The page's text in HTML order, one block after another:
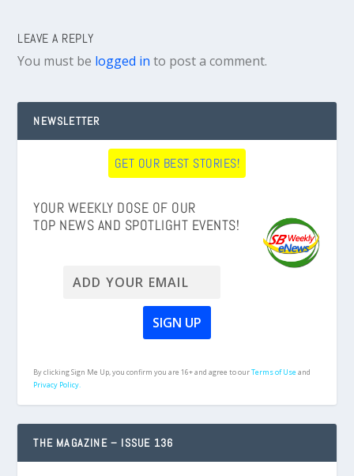
LEAVE A REPLY
You must be logged in to post a comment.
NEWSLETTER
GET OUR BEST STORIES!
YOUR WEEKLY DOSE OF OUR
TOP NEWS AND SPOTLIGHT EVENTS!
By clicking Sign Me Up, you confirm you are 16+ and agree to ourTerms of Useand
Privacy Policy.
THE MAGAZINE – ISSUE 136